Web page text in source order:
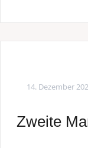
14. Dezember
Zweite